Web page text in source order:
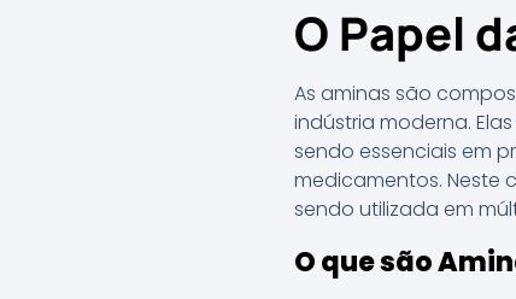
O Papel
As aminas são
indústria moderna.
sendo essenciais em
medicamentos. Neste
sendo utilizada em
O que são